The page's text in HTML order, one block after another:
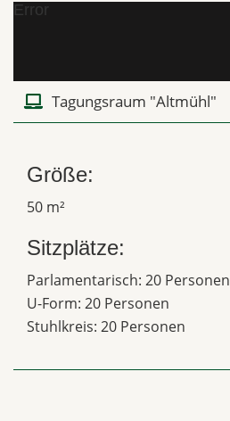
Error
Tagungsraum "Altmühl"
Größe:
50 m²
Sitzplätze:
Parlamentarisch: 20 Personen
U-Form: 20 Personen
Stuhlkreis: 20 Personen